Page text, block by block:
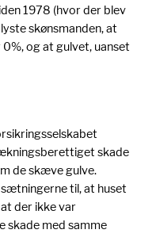
1978 (hvor der blev
skønsmanden, at
og at gulvet, uanset
skade
de skæve gulve.
til, at huset
der ikke var
med samme